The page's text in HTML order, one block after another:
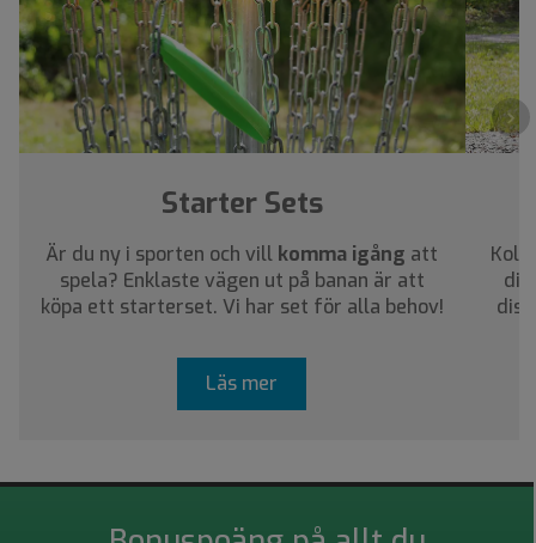
›
Starter Sets
Är du ny i sporten och vill komma igång att
spela? Enklaste vägen ut på banan är att
köpa ett starterset. Vi har set för alla behov!
Läs mer